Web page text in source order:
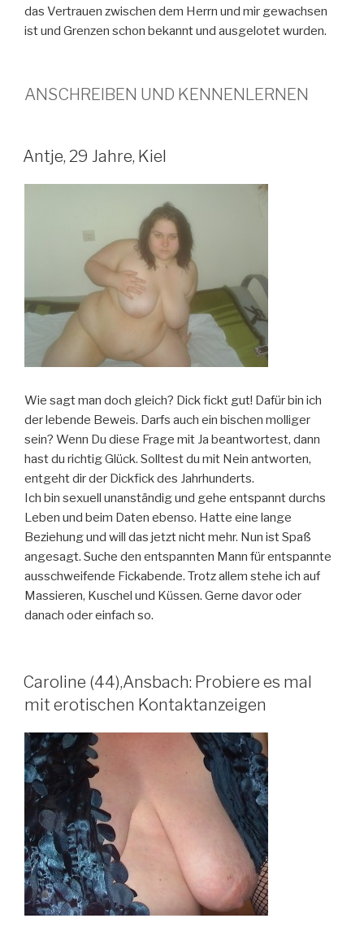
das Vertrauen zwischen dem Herrn und mir gewachsen
ist und Grenzen schon bekannt und ausgelotet wurden.
ANSCHREIBEN UND KENNENLERNEN
Antje, 29 Jahre, Kiel
Wie sagt man doch gleich? Dick fickt gut! Dafür bin ich
der lebende Beweis. Darfs auch ein bischen molliger
sein? Wenn Du diese Frage mit Ja beantwortest, dann
hast du richtig Glück. Solltest du mit Nein antworten,
entgeht dir der Dickfick des Jahrhunderts.
Ich bin sexuell unanständig und gehe entspannt durchs
Leben und beim Daten ebenso. Hatte eine lange
Beziehung und will das jetzt nicht mehr. Nun ist Spaß
angesagt. Suche den entspannten Mann für entspannte
ausschweifende Fickabende. Trotz allem stehe ich auf
Massieren, Kuschel und Küssen. Gerne davor oder
danach oder einfach so.
Caroline (44),Ansbach: Probiere es mal
mit erotischen Kontaktanzeigen